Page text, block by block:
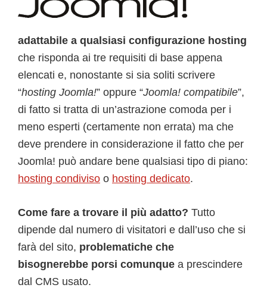
adattabile a qualsiasi configurazione hosting
che risponda ai tre requisiti di base appena
elencati e, nonostante si sia soliti scrivere
“hosting Joomla!” oppure “Joomla! compatibile”,
di fatto si tratta di un’astrazione comoda per i
meno esperti (certamente non errata) ma che
deve prendere in considerazione il fatto che per
Joomla! può andare bene qualsiasi tipo di piano:
hosting condiviso o hosting dedicato.
Come fare a trovare il più adatto? Tutto
dipende dal numero di visitatori e dall’uso che si
farà del sito, problematiche che
bisognerebbe porsi comunque a prescindere
dal CMS usato.